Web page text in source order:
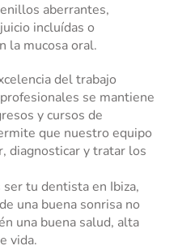
aberrantes,
incluídas o
la mucosa oral.
del trabajo
se mantiene
y cursos de
que nuestro equipo
diagnosticar y tratar los
tu dentista en Ibiza,
una buena sonrisa no
una buena salud, alta
vida.